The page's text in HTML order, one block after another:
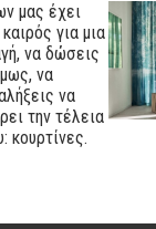
μας έχει
για μια
να δώσεις
να
να
την τέλεια
κουρτίνες.